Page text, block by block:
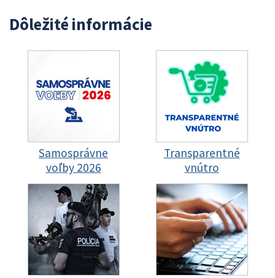
Dôležité informácie
Samosprávne
voľby 2026
Transparentné
vnútro